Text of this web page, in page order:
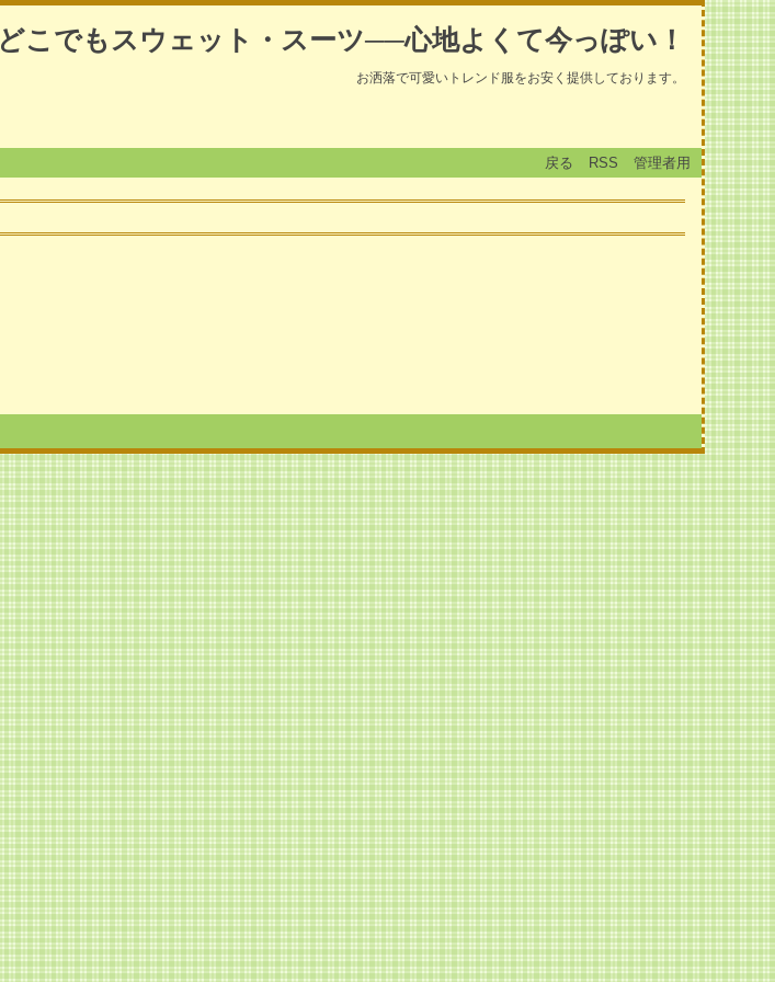
どこでもスウェット・スーツ──心地よくて今っぽい！
お洒落で可愛いトレンド服をお安く提供しております。
戻る RSS 管理者用